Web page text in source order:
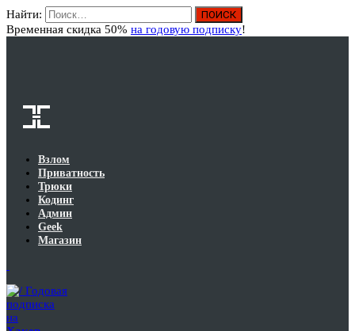
Найти:
Временная скидка 50% на годовую подписку!
Взлом
Приватность
Трюки
Кодинг
Админ
Geek
Магазин
Годовая
подписка
на